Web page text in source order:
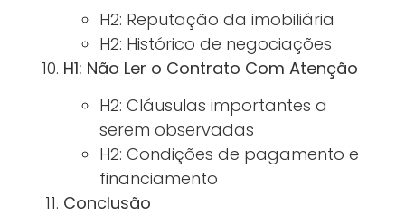
H2: Reputação da imobiliária
H2: Histórico de negociações
H1: Não Ler o Contrato Com Atenção
H2: Cláusulas importantes a
serem observadas
H2: Condições de pagamento e
financiamento
Conclusão